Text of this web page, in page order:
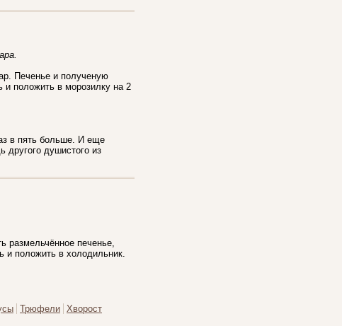
Печенье и полученую
и положить в морозилку на 2
в пять больше. И еще
другого душистого из
размельчённое печенье,
и положить в холодильник.
Трюфели Хворост